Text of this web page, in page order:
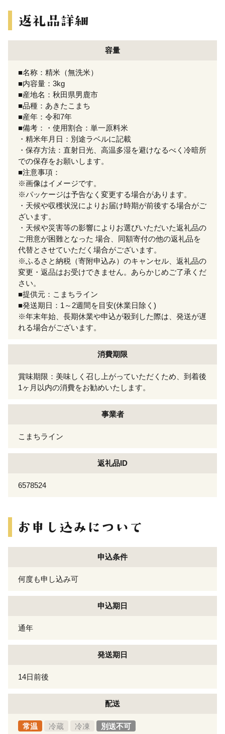
容量
■名称：精米（無洗米）
■内容量：3kg
■産地名：秋田県男鹿市
■品種：あきたこまち
■産年：令和7年
■備考：・使用割合：単一原料米
・精米年月日：別途ラベルに記載
・保存方法：直射日光、高温多湿を避けなるべく冷暗所
での保存をお願いします。
■注意事項：
※画像はイメージです。
※パッケージは予告なく変更する場合があります。
・天候や収穫状況によりお届け時期が前後する場合がご
ざいます。
・天候や災害等の影響によりお選びいただいた返礼品の
ご用意が困難となった 場合、同額寄付の他の返礼品を
代替とさせていただく場合がございます。
※ふるさと納税（寄附申込み）のキャンセル、返礼品の
変更・返品はお受けできません。あらかじめご了承くだ
さい。
■提供元：こまちライン
■発送期日：1～2週間を目安(休業日除く)
※年末年始、長期休業や申込が殺到した際は、発送が遅
れる場合がございます。
消費期限
賞味期限：美味しく召し上がっていただくため、到着後
1ヶ月以内の消費をお勧めいたします。
事業者
こまちライン
返礼品ID
6578524
申込条件
何度も申し込み可
申込期日
通年
発送期日
14日前後
配送
常温 冷蔵 冷凍 別送不可